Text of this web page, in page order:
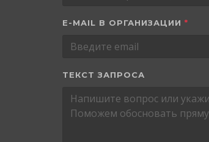
E-MAIL В ОРГАНИЗАЦИИ *
ТЕКСТ ЗАПРОСА